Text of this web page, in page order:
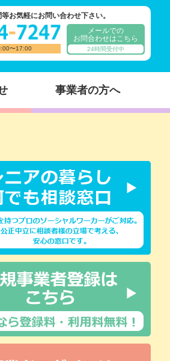
お気軽にお問い合わせ下さい。
〜17:00
メールでの
お問合わせはこちら
24時間受付中
事業者の方へ